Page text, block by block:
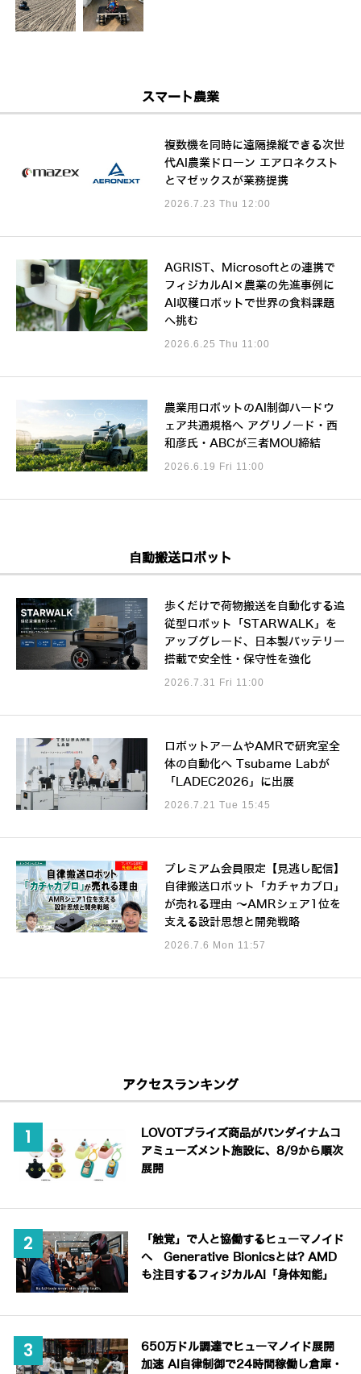
スマート農業
複数機を同時に遠隔操縦できる次世
代AI農業ドローン エアロネクスト
とマゼックスが業務提携
2026.7.23 Thu 12:00
AGRIST、Microsoftとの連携で
フィジカルAI×農業の先進事例に
AI収穫ロボットで世界の食料課題
へ挑む
2026.6.25 Thu 11:00
農業用ロボットのAI制御ハードウ
ェア共通規格へ アグリノード・西
和彦氏・ABCが三者MOU締結
2026.6.19 Fri 11:00
自動搬送ロボット
歩くだけで荷物搬送を自動化する追
従型ロボット「STARWALK」を
アップグレード、日本製バッテリー
搭載で安全性・保守性を強化
2026.7.31 Fri 11:00
ロボットアームやAMRで研究室全
体の自動化へ Tsubame Labが
「LADEC2026」に出展
2026.7.21 Tue 15:45
プレミアム会員限定【見逃し配信】
自律搬送ロボット「カチャカプロ」
が売れる理由 ～AMRシェア1位を
支える設計思想と開発戦略
2026.7.6 Mon 11:57
アクセスランキング
LOVOTプライズ商品がバンダイナムコ
アミューズメント施設に、8/9から順次
展開
「触覚」で人と協働するヒューマノイド
へ Generative Bionicsとは? AMD
も注目するフィジカルAI「身体知能」
650万ドル調達でヒューマノイド展開
加速 AI自律制御で24時間稼働し倉庫・